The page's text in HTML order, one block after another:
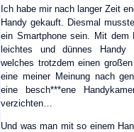
Ich habe mir nach langer Zeit
Handy gekauft. Diesmal
ein Smartphone sein. Mit dem
leichtes und dünnes
welches trotzdem einen
eine meiner Meinung nach
eine besch***ene
verzichten…
Und was man mit so einem